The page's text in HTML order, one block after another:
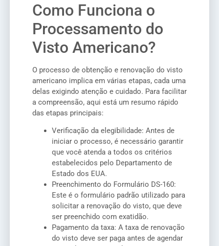
Como Funciona o
Processamento do
Visto Americano?
O processo de obtenção e renovação do visto
americano implica em várias etapas, cada uma
delas exigindo atenção e cuidado. Para facilitar
a compreensão, aqui está um resumo rápido
das etapas principais:
Verificação da elegibilidade: Antes de
iniciar o processo, é necessário garantir
que você atenda a todos os critérios
estabelecidos pelo Departamento de
Estado dos EUA.
Preenchimento do Formulário DS-160:
Este é o formulário padrão utilizado para
solicitar a renovação do visto, que deve
ser preenchido com exatidão.
Pagamento da taxa: A taxa de renovação
do visto deve ser paga antes de agendar